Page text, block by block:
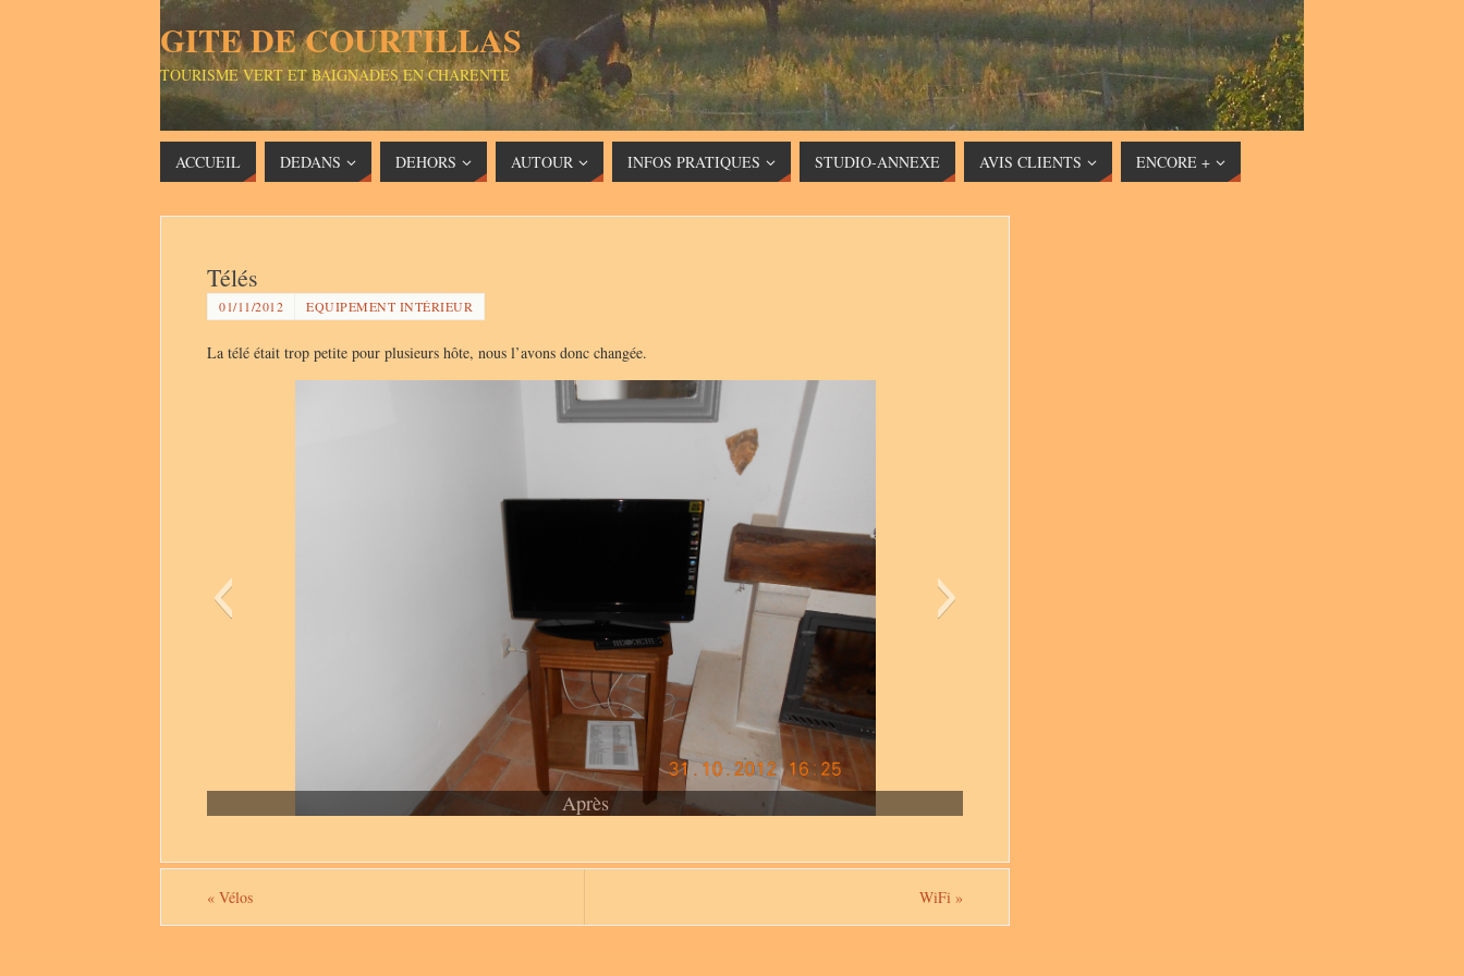
GITE DE COURTILLAS
TOURISME VERT ET BAIGNADES EN CHARENTE
ACCUEIL DEDANS DEHORS AUTOUR INFOS PRATIQUES STUDIO-ANNEXE AVIS CLIENTS ENCORE +
Télés
01/11/2012 EQUIPEMENT INTÉRIEUR
La télé était trop petite pour plusieurs hôte, nous l’avons donc changée.
Après
« Vélos WiFi »